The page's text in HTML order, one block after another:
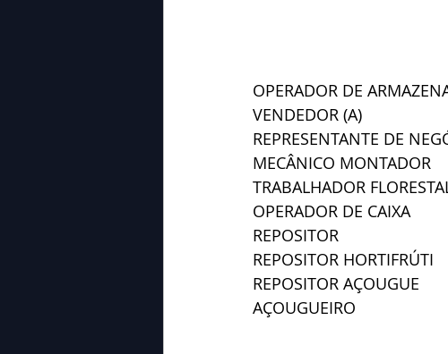
OPERADOR DE
VENDEDOR (A)
REPRESENTANTE DE
MECÂNICO MONTADOR
TRABALHADOR
OPERADOR DE CAIXA
REPOSITOR
REPOSITOR HORTIFRÚTI
REPOSITOR AÇOUGUE
AÇOUGUEIRO